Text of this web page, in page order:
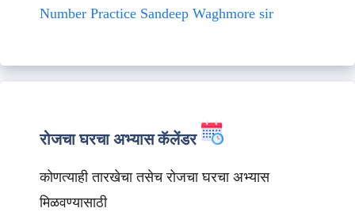
Number Practice Sandeep Waghmore sir
रोजचा घरचा अभ्यास कॅलेंडर
कोणत्याही तारखेचा तसेच रोजचा घरचा अभ्यास
मिळवण्यासाठी